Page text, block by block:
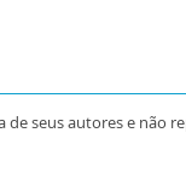
de seus autores e não